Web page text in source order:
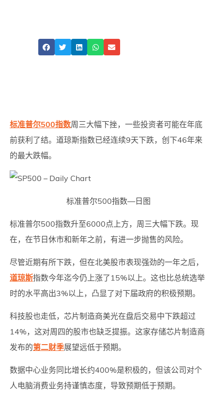
标准普尔500指数周三大幅下挫，一些投资者可能在年底
前获利了结。道琼斯指数已经连续9天下跌，创下46年来
的最大跌幅。
标准普尔500指数—日图
标准普尔500指数升至6000点上方，周三大幅下跌。现
在，在节日休市和新年之前，有进一步抛售的风险。
尽管近期有所下跌，但在北美股市表现强劲的一年之后，
道琼斯指数今年迄今仍上涨了15%以上。这也比总统选举
时的水平高出3%以上，凸显了对下届政府的积极预期。
科技股也走低，芯片制造商美光在盘后交易中下跌超过
14%，这对周四的股市也缺乏提振。这家存储芯片制造商
发布的第二财季展望远低于预期。
数据中心业务同比增长约400%是积极的，但该公司对个
人电脑消费业务持谨慎态度，导致预期低于预期。